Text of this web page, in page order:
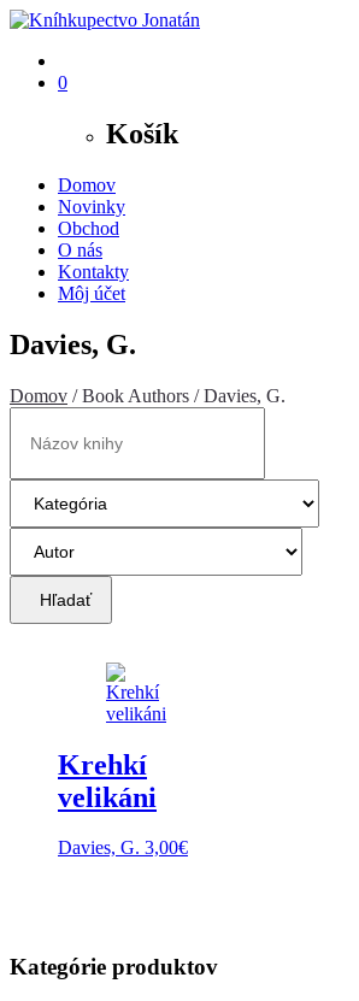
0
Košík
Domov
Novinky
Obchod
O nás
Kontakty
Môj účet
Davies, G.
Domov / Book Authors / Davies, G.
Hľadať
Krehkí
velikáni
Davies, G. 3,00€
Kategórie produktov